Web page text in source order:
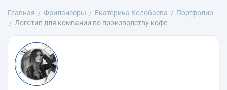
Главная Фрилансеры Екатерина Колобаева
Портфолио
Логотип для компании по производству кофе